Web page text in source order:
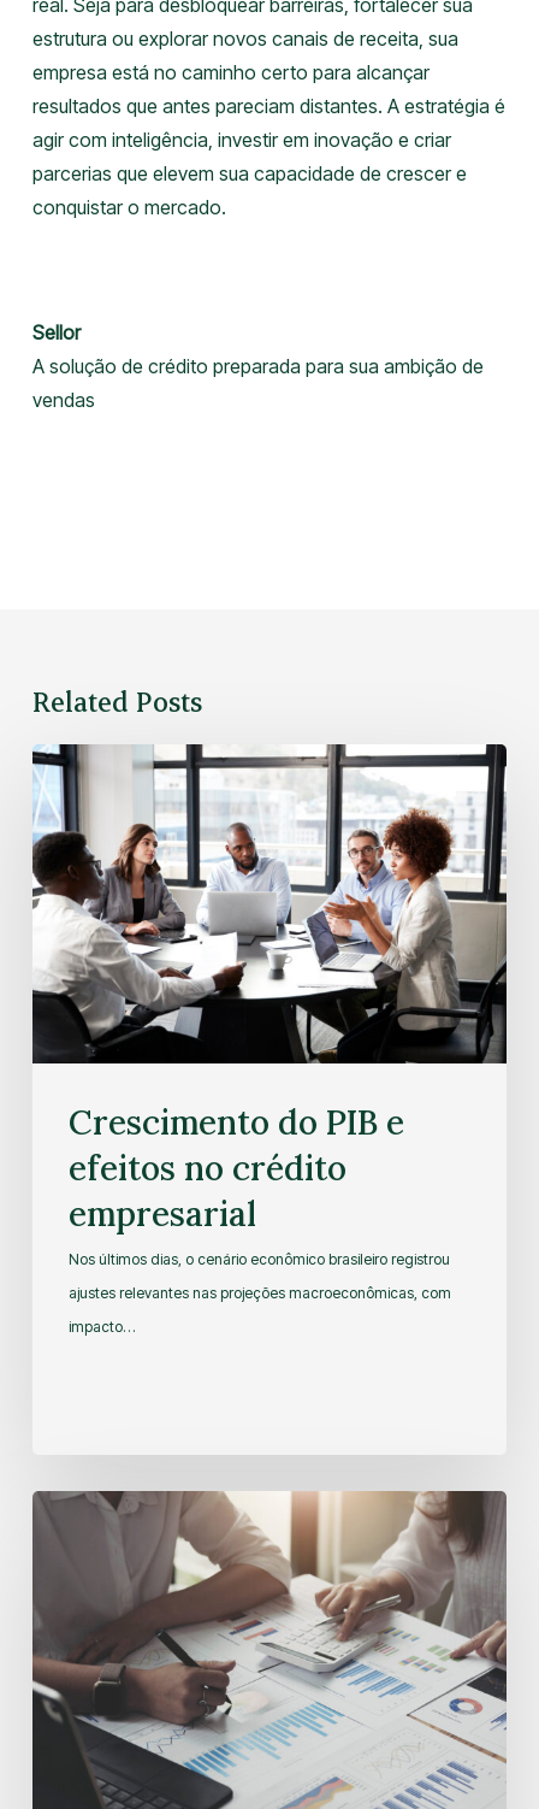
real. Seja para desbloquear barreiras, fortalecer sua
estrutura ou explorar novos canais de receita, sua
empresa está no caminho certo para alcançar
resultados que antes pareciam distantes. A estratégia é
agir com inteligência, investir em inovação e criar
parcerias que elevem sua capacidade de crescer e
conquistar o mercado.
Sellor
A solução de crédito preparada para sua ambição de
vendas
Related Posts
Crescimento do PIB e
efeitos no crédito
empresarial
Nos últimos dias, o cenário econômico brasileiro registrou
ajustes relevantes nas projeções macroeconômicas, com
impacto…